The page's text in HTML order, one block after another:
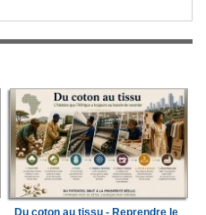
Du coton au tissu - Reprendre le